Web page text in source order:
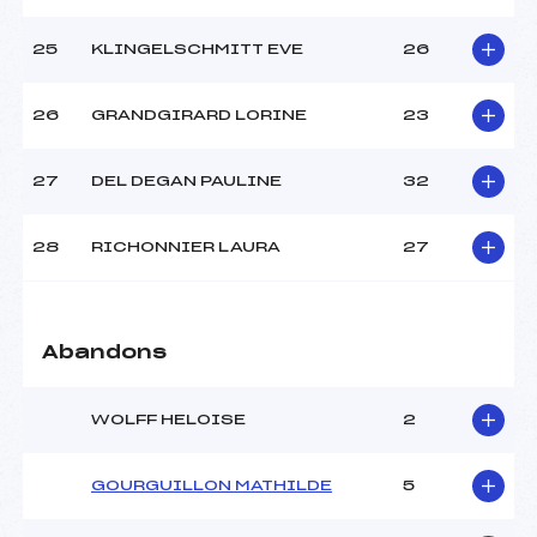
25 KLINGELSCHMITT EVE 26
26 GRANDGIRARD LORINE 23
27 DEL DEGAN PAULINE 32
28 RICHONNIER LAURA 27
Abandons
WOLFF HELOISE 2
GOURGUILLON MATHILDE 5